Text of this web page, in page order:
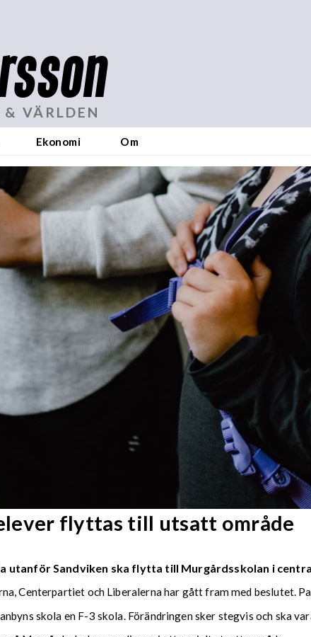
VÄRLDEN
Ekonomi Om
flyttas till utsatt område
utanför Sandviken ska flytta till Murgårdsskolan i
Centerpartiet och Liberalerna har gått fram med beslutet.
skola en F-3 skola. Förändringen sker stegvis och ska